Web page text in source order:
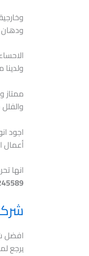
ممتاز
اجود
أعمال
انها
افضل
يرجع